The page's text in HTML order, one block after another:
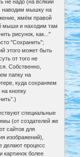
не надо (на всякий
наводим мышку на
жмём правой
мыши и находим там
рисунок, как..."
"Сохранить";
этого может быть
от того не
Собственно,
папку на
куда сохраняем
кнопку
специальные
(от создателей же
сайтов для
изображений),
делают процесс
картинок более